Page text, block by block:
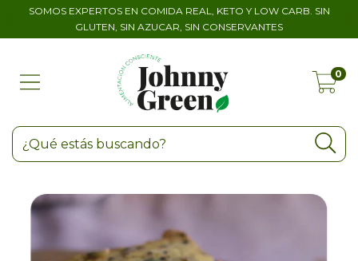
SOMOS EXPERTOS EN COMIDA REAL, KETO Y LOW CARB. SIN
GLUTEN, SIN AZUCAR, SIN CONSERVANTES
0